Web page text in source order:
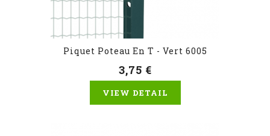
Piquet Poteau En T - Vert 6005
3,75 €
VIEW DETAIL